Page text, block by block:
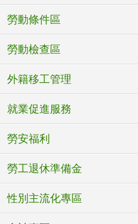
勞動條件區
勞動檢查區
外籍移工管理
就業促進服務
勞安福利
勞工退休準備金
性別主流化專區